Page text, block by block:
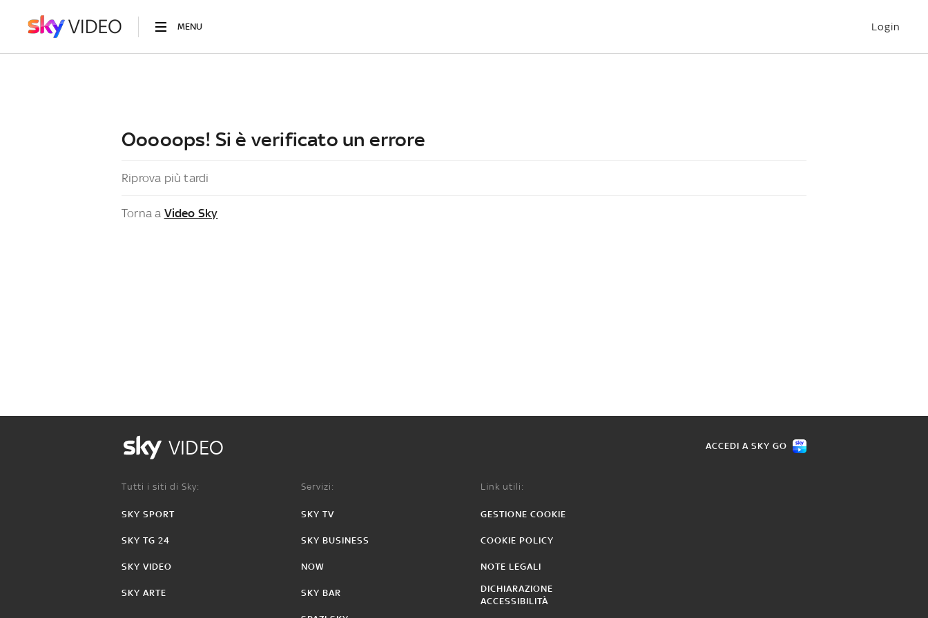
MENU Login
Ooooops! Si è verificato un errore
Riprova più tardi
Torna a Video Sky
VIDEO ACCEDI A SKY GO
Tutti i siti di Sky:
SKY SPORT
SKY TG 24
SKY VIDEO
SKY ARTE
Servizi:
SKY TV
SKY BUSINESS
NOW
SKY BAR
Link utili:
GESTIONE COOKIE
COOKIE POLICY
NOTE LEGALI
DICHIARAZIONE
ACCESSIBILITÀ